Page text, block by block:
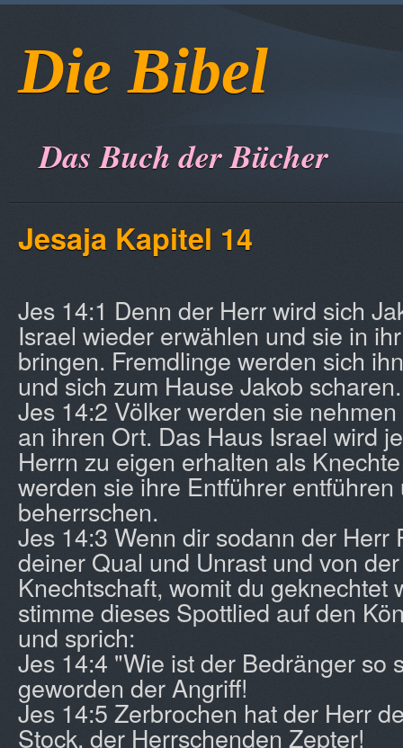
Die Bibel
Das Buch der Bücher
Jesaja Kapitel 14
Jes 14:1 Denn der Herr wird sich
Israel wieder erwählen und sie in
bringen. Fremdlinge werden sich
und sich zum Hause Jakob scharen.
Jes 14:2 Völker werden sie
an ihren Ort. Das Haus Israel wird
Herrn zu eigen erhalten als
werden sie ihre Entführer
beherrschen.
Jes 14:3 Wenn dir sodann der Herr
deiner Qual und Unrast und von
Knechtschaft, womit du geknechtet
stimme dieses Spottlied auf den
und sprich:
Jes 14:4 "Wie ist der Bedränger so
geworden der Angriff!
Jes 14:5 Zerbrochen hat der Herr
Stock, der Herrschenden Zepter!